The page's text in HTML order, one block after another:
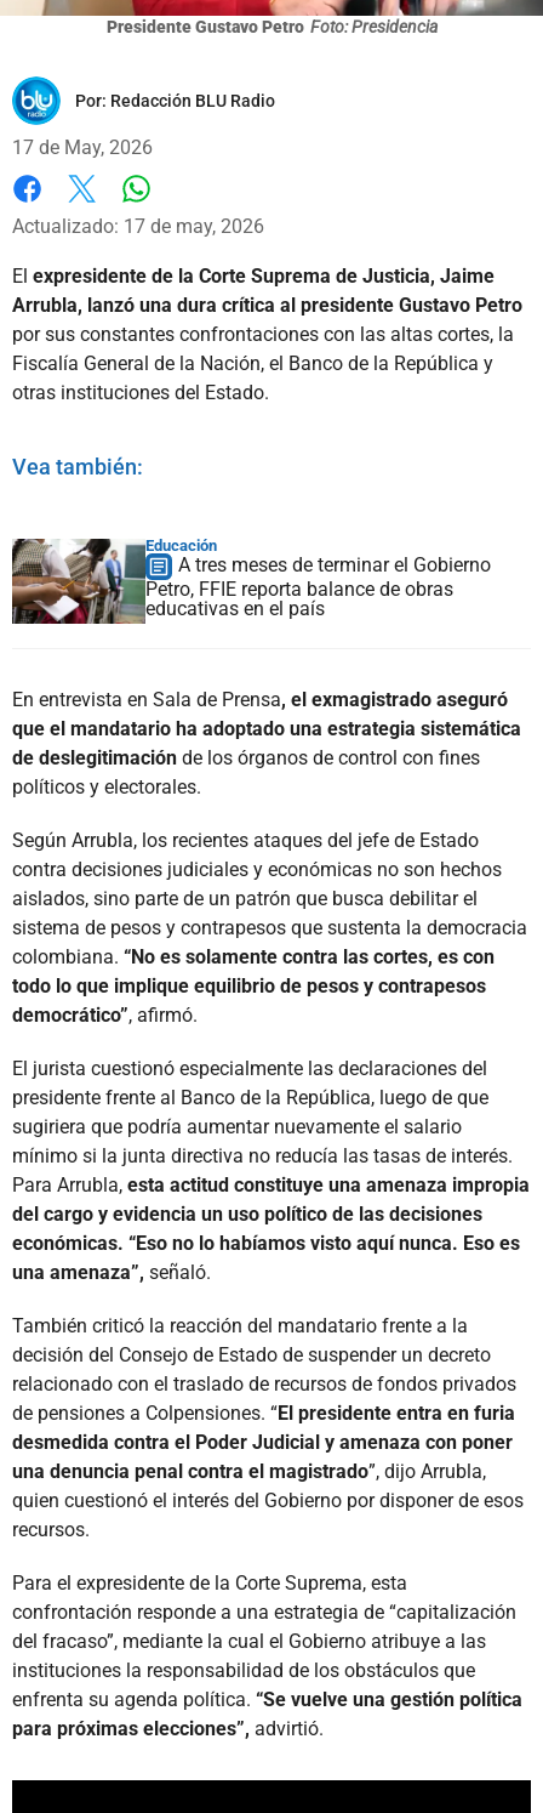
Presidente Gustavo Petro Foto: Presidencia
Por: Redacción BLU Radio
17 de May, 2026
Facebook
X
Actualizado: 17 de may, 2026
El expresidente de la Corte Suprema de Justicia, Jaime
Arrubla, lanzó una dura crítica al presidente Gustavo Petro
por sus constantes confrontaciones con las altas cortes, la
Fiscalía General de la Nación, el Banco de la República y
otras instituciones del Estado.
Vea también:
Educación
A tres meses de terminar el Gobierno
Petro, FFIE reporta balance de obras
educativas en el país
En entrevista en Sala de Prensa, el exmagistrado aseguró
que el mandatario ha adoptado una estrategia sistemática
de deslegitimación de los órganos de control con fines
políticos y electorales.
Según Arrubla, los recientes ataques del jefe de Estado
contra decisiones judiciales y económicas no son hechos
aislados, sino parte de un patrón que busca debilitar el
sistema de pesos y contrapesos que sustenta la democracia
colombiana. “No es solamente contra las cortes, es con
todo lo que implique equilibrio de pesos y contrapesos
democrático”, afirmó.
El jurista cuestionó especialmente las declaraciones del
presidente frente al Banco de la República, luego de que
sugiriera que podría aumentar nuevamente el salario
mínimo si la junta directiva no reducía las tasas de interés.
Para Arrubla, esta actitud constituye una amenaza impropia
del cargo y evidencia un uso político de las decisiones
económicas. “Eso no lo habíamos visto aquí nunca. Eso es
una amenaza”, señaló.
También criticó la reacción del mandatario frente a la
decisión del Consejo de Estado de suspender un decreto
relacionado con el traslado de recursos de fondos privados
de pensiones a Colpensiones. “El presidente entra en furia
desmedida contra el Poder Judicial y amenaza con poner
una denuncia penal contra el magistrado”, dijo Arrubla,
quien cuestionó el interés del Gobierno por disponer de esos
recursos.
Para el expresidente de la Corte Suprema, esta
confrontación responde a una estrategia de “capitalización
del fracaso”, mediante la cual el Gobierno atribuye a las
instituciones la responsabilidad de los obstáculos que
enfrenta su agenda política. “Se vuelve una gestión política
para próximas elecciones”, advirtió.